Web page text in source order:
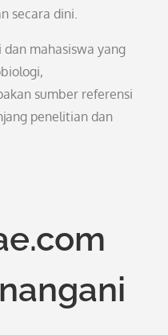
secara dini.
mahasiswa yang
sumber referensi
penelitian dan